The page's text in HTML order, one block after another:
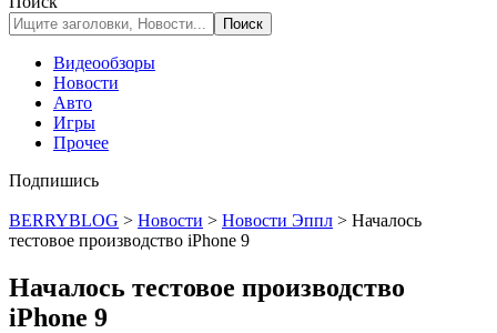
Видеообзоры
Новости
Авто
Игры
Прочее
Подпишись
BERRYBLOG > Новости > Новости Эппл > Началось
тестовое производство iPhone 9
Началось тестовое производство
iPhone 9